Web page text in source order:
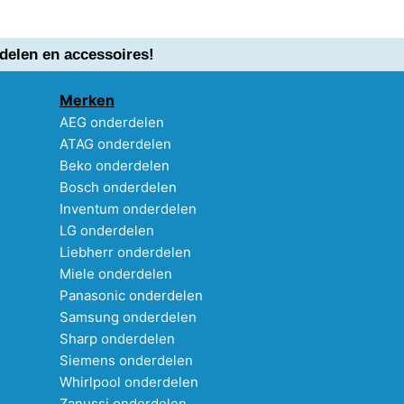
en accessoires!
Merken
AEG onderdelen
ATAG onderdelen
Beko onderdelen
Bosch onderdelen
Inventum onderdelen
LG onderdelen
Liebherr onderdelen
Miele onderdelen
Panasonic onderdelen
Samsung onderdelen
Sharp onderdelen
Siemens onderdelen
Whirlpool onderdelen